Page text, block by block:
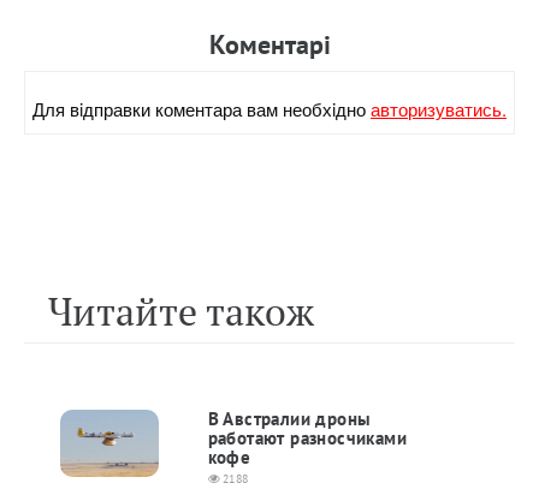
Коментарi
Для вiдправки коментара вам необхiдноавторизуватись.
Читайте також
В Австралии дроны
работают разносчиками
кофе
2188